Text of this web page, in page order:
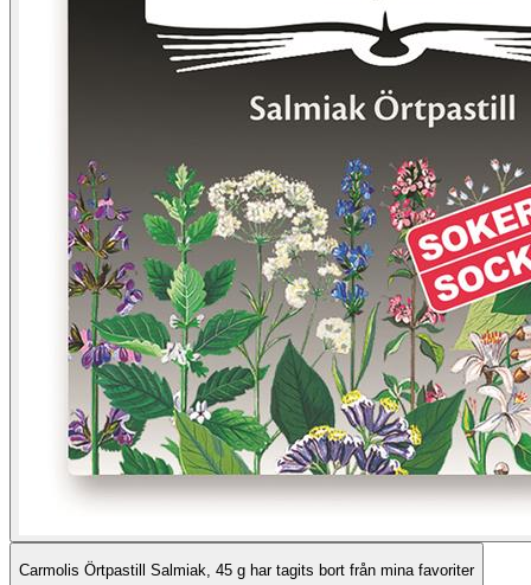
Carmolis Örtpastill Salmiak, 45 g har tagits bort från mina favoriter